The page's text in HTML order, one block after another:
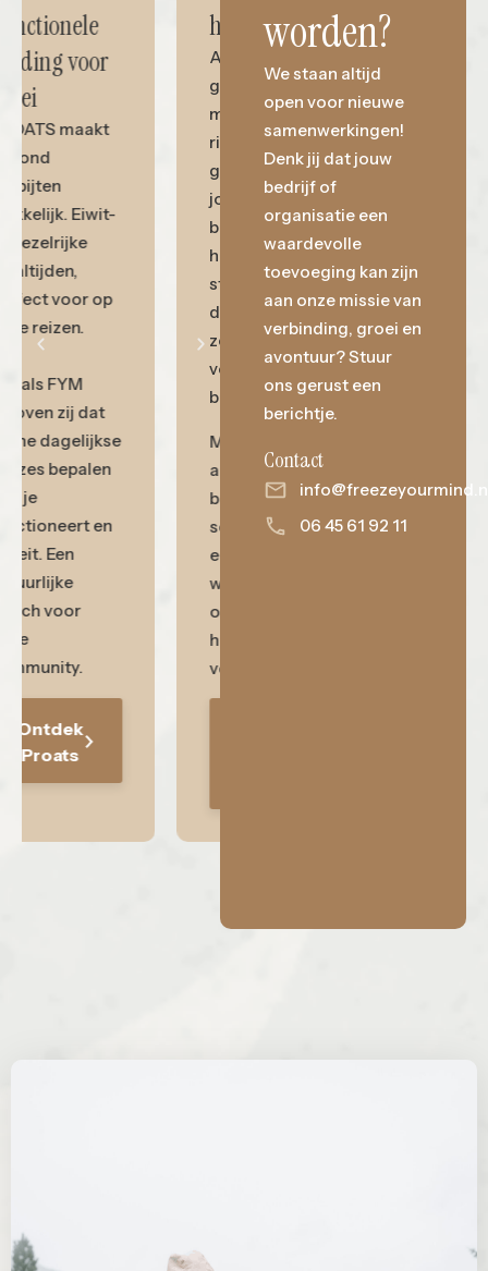
helden
Als militair
hen te wachten
stond. Nu ze uit
dienst zijn, zijn
Met hun unieke
achtergrond
schat aan
ervaring mee,
waarmee ze
organisaties en
verder brengen.
Onbekende
Helden
Functionele
voeding voor
groei
PROATS maakt
gezond
ontbijten
makkelijk. Eiwit-
en vezelrijke
maaltijden,
perfect voor op
onze reizen.
Net als FYM
geloven zij dat
keuzes bepalen
hoe je
functioneert en
worden?
We staan altijd
open voor nieuwe
samenwerkingen!
Denk jij dat jouw
bedrijf of
organisatie een
waardevolle
toevoeging kan zijn
aan onze missie van
verbinding, groei en
avontuur? Stuur
ons gerust een
berichtje.
Contact
06 ‪45 61 92 11‬